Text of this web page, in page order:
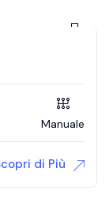
Manuale
di Più